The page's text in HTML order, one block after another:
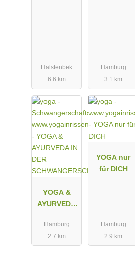
Halstenbek
6.6 km
Hamburg
3.1 km
YOGA &
AYURVEDA
SCHWANGE
RSCHAFT
Hamburg
2.7 km
YOGA nur
für DICH
Hamburg
2.9 km